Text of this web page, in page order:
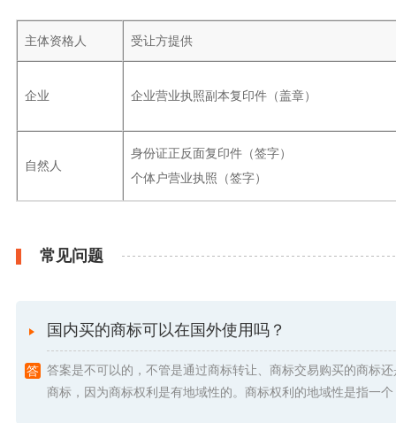
主体资格人 受让方提供
企业 企业营业执照副本复印件（盖章）
自然人
身份证正反面复印件（签字）
个体户营业执照（签字）
常见问题
国内买的商标可以在国外使用吗？
答案是不可以的，不管是通过商标转让、商标交易购买的商标
商标，因为商标权利是有地域性的。商标权利的地域性是指一